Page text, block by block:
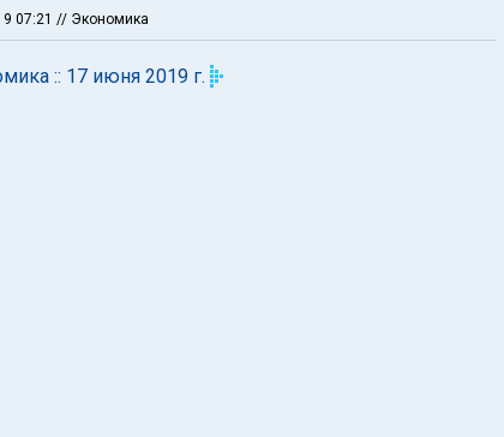
07:21 // Экономика
:: 17 июня 2019 г.